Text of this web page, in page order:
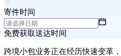
寄件时间
免费获取送达时间
跨境小包业务正在经历快速变革